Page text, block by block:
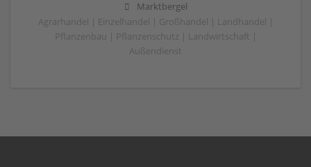
Marktbergel
Agrarhandel | Einzelhandel | Großhandel | Landhandel |
Pflanzenbau | Pflanzenschutz | Landwirtschaft |
Außendienst